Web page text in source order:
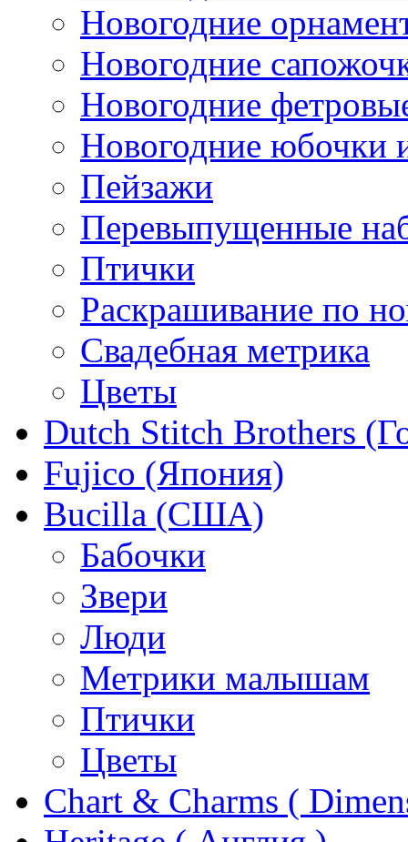
Новогодние
Новогодние
Новогодние
Новогодние юбочки
Пейзажи
Перевыпущенные
Птички
Раскрашивание по
Свадебная метрика
Цветы
Dutch Stitch Brothers
Fujico (Япония)
Bucilla (США)
Бабочки
Звери
Люди
Метрики малышам
Птички
Цветы
Chart & Charms (